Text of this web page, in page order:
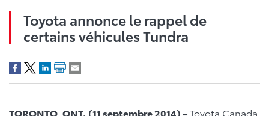
Toyota annonce le rappel de
certains véhicules Tundra
TORONTO, ONT. (11 septembre 2014) –Toyota Canada